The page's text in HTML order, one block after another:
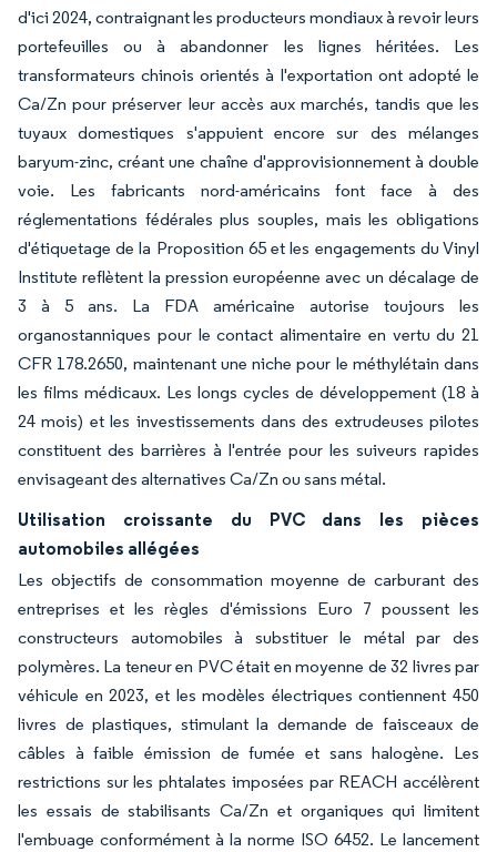
d'ici 2024, contraignant les producteurs mondiaux à revoir leurs
portefeuilles ou à abandonner les lignes héritées. Les
transformateurs chinois orientés à l'exportation ont adopté le
Ca/Zn pour préserver leur accès aux marchés, tandis que les
tuyaux domestiques s'appuient encore sur des mélanges
baryum-zinc, créant une chaîne d'approvisionnement à double
voie. Les fabricants nord-américains font face à des
réglementations fédérales plus souples, mais les obligations
d'étiquetage de la Proposition 65 et les engagements du Vinyl
Institute reflètent la pression européenne avec un décalage de
3 à 5 ans. La FDA américaine autorise toujours les
organostanniques pour le contact alimentaire en vertu du 21
CFR 178.2650, maintenant une niche pour le méthylétain dans
les films médicaux. Les longs cycles de développement (18 à
24 mois) et les investissements dans des extrudeuses pilotes
constituent des barrières à l'entrée pour les suiveurs rapides
envisageant des alternatives Ca/Zn ou sans métal.
Utilisation croissante du PVC dans les pièces
automobiles allégées
Les objectifs de consommation moyenne de carburant des
entreprises et les règles d'émissions Euro 7 poussent les
constructeurs automobiles à substituer le métal par des
polymères. La teneur en PVC était en moyenne de 32 livres par
véhicule en 2023, et les modèles électriques contiennent 450
livres de plastiques, stimulant la demande de faisceaux de
câbles à faible émission de fumée et sans halogène. Les
restrictions sur les phtalates imposées par REACH accélèrent
les essais de stabilisants Ca/Zn et organiques qui limitent
l'embuage conformément à la norme ISO 6452. Le lancement